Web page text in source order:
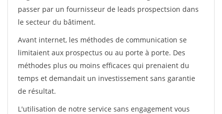
passer par un fournisseur de leads prospectsion dans
le secteur du bâtiment.
Avant internet, les méthodes de communication se
limitaient aux prospectus ou au porte à porte. Des
méthodes plus ou moins efficaces qui prenaient du
temps et demandait un investissement sans garantie
de résultat.
L'utilisation de notre service sans engagement vous